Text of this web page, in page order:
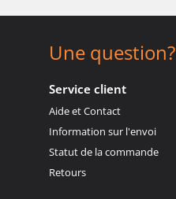
Une question?
Service client
Aide et Contact
Information sur l'envoi
Statut de la commande
Retours